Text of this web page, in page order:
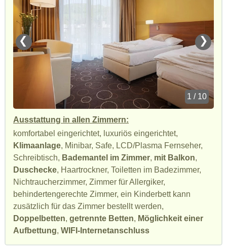
❮ ❯
1 / 10
Ausstattung in allen Zimmern:
komfortabel eingerichtet, luxuriös eingerichtet,
Klimaanlage, Minibar, Safe, LCD/Plasma Fernseher,
Schreibtisch, Bademantel im Zimmer, mit Balkon,
Duschecke, Haartrockner, Toiletten im Badezimmer,
Nichtraucherzimmer, Zimmer für Allergiker,
behindertengerechte Zimmer, ein Kinderbett kann
zusätzlich für das Zimmer bestellt werden,
Doppelbetten, getrennte Betten, Möglichkeit einer
Aufbettung, WIFI-Internetanschluss